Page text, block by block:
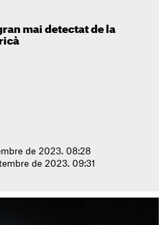
mai detectat de la
de 2023. 08:28
de 2023. 09:31